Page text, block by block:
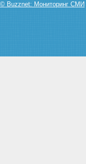
© Buzznet: Мониторинг СМИ